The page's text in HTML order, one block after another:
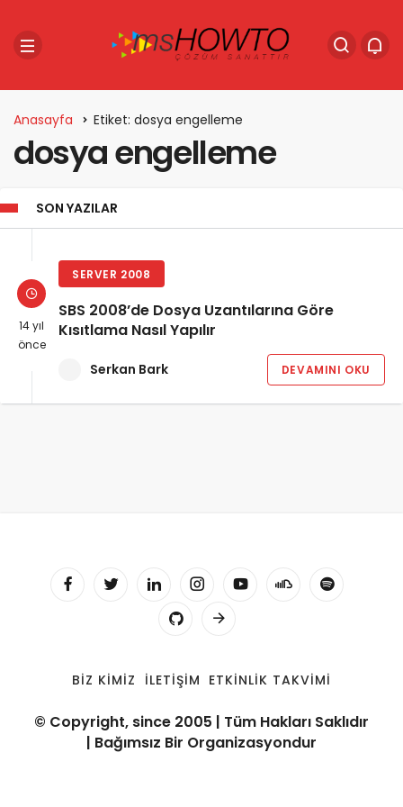
Anasayfa Etiket: dosya engelleme
dosya engelleme
SON YAZILAR
14 yıl
önce
SERVER 2008
SBS 2008’de Dosya Uzantılarına Göre
Kısıtlama Nasıl Yapılır
Serkan Bark DEVAMINI OKU
BIZ KIMIZ İLETIŞIM ETKINLIK TAKVIMI
© Copyright, since 2005 | Tüm Hakları Saklıdır
| Bağımsız Bir Organizasyondur